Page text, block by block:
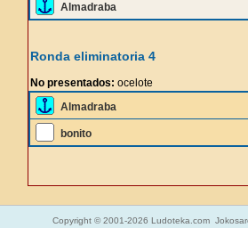
Almadraba
Ronda eliminatoria 4
No presentados: ocelote
Almadraba
bonito
Copyright © 2001-2026 Ludoteka.com